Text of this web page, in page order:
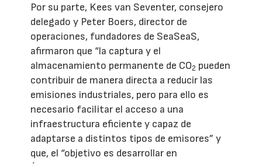
Por su parte, Kees van Seventer, consejero
delegado y Peter Boers, director de
operaciones, fundadores de SeaSeaS,
afirmaron que “la captura y el
almacenamiento permanente de CO2 pueden
contribuir de manera directa a reducir las
emisiones industriales, pero para ello es
necesario facilitar el acceso a una
infraestructura eficiente y capaz de
adaptarse a distintos tipos de emisores” y
que, el “objetivo es desarrollar en